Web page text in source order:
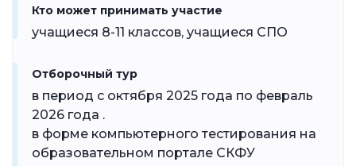
Кто может принимать участие
учащиеся 8-11 классов, учащиеся СПО
Отборочный тур
в период с октября 2025 года по февраль
2026 года .
в форме компьютерного тестирования на
образовательном портале СКФУ